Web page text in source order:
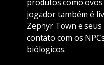
produtos como ovos
jogador também é
Zephyr Town e
contato com os
biólogicos.